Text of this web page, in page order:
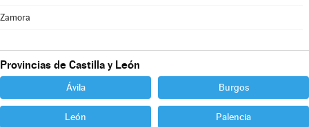
Zamora
Provincias de Castilla y León
Ávila Burgos
León Palencia